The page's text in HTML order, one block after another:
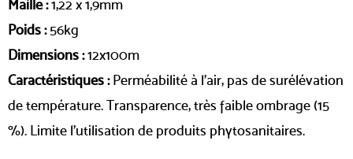
Maille :1,22 x 1,9mm
Poids :56kg
Dimensions :12x100m
Caractéristiques :Perméabilité à l'air, pas de surélévation
de température. Transparence, très faible ombrage (15
%). Limite l'utilisation de produits phytosanitaires.